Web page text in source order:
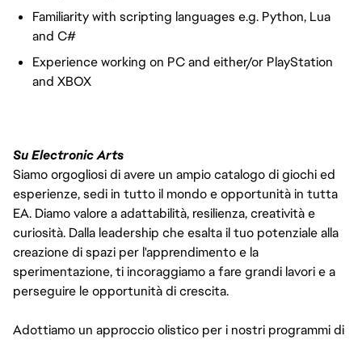
Familiarity with scripting languages e.g. Python, Lua
and C#
Experience working on PC and either/or PlayStation
and XBOX
Su Electronic Arts
Siamo orgogliosi di avere un ampio catalogo di giochi ed
esperienze, sedi in tutto il mondo e opportunità in tutta
EA. Diamo valore a adattabilità, resilienza, creatività e
curiosità. Dalla leadership che esalta il tuo potenziale alla
creazione di spazi per l'apprendimento e la
sperimentazione, ti incoraggiamo a fare grandi lavori e a
perseguire le opportunità di crescita.
Adottiamo un approccio olistico per i nostri programmi di